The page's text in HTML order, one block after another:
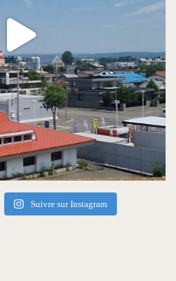
Suivre sur Instagram